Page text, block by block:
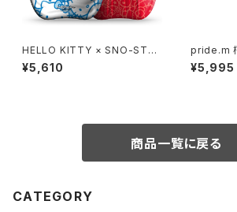
HELLO KITTY × SNO-STO
RM 24in
¥5,610
pride.m
アーム用 )
¥5,995
商品一覧に戻る
CATEGORY